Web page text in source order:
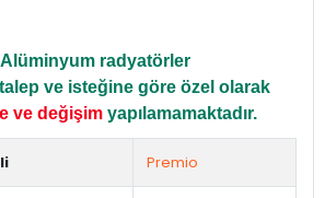
Alüminyum radyatörler
ve isteğine göre özel olarak
ve değişim yapılamamaktadır.
Premio